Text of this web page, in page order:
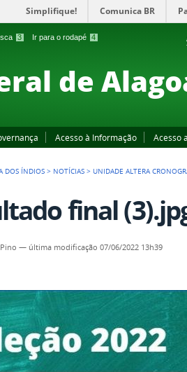
3 Ir para o rodapé 4
Simplifique! Comunica BR
de
Acesso à Informação Acesso
DOS ÍNDIOS > NOTÍCIAS > UNIDADE ALTERA
final
— última modificação 07/06/2022 13h39